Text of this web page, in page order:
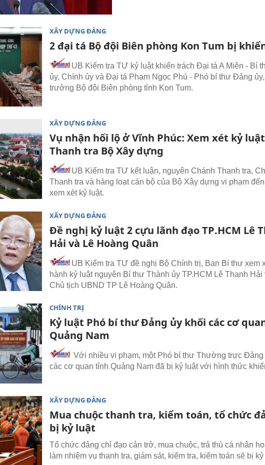
XÂY DỰNG ĐẢNG
2 đại tá Bộ đội Biên phòng Kon Tum bị
UB Kiểm tra TƯ kỷ luật khiển trách Đại tá A Miên - Bí
ủy, Chính ủy và Đại tá Phạm Ngọc Phú - Phó bí thư Đảng
trưởng Bộ đội Biên phòng tỉnh Kon Tum.
XÂY DỰNG ĐẢNG
Vụ nhận hối lộ ở Vĩnh Phúc: Xem xét kỷ
Thanh tra Bộ Xây dựng
UB Kiểm tra TƯ kết luận, nguyên Chánh Thanh tra,
Thanh tra và hàng loạt cán bộ của Bộ Xây dựng vi phạm
xem xét kỷ luật.
XÂY DỰNG ĐẢNG
Đề nghị kỷ luật 2 cựu lãnh đạo TP.HCM Lê
Hải và Lê Hoàng Quân
UB Kiểm tra TƯ đề nghị Bộ Chính trị, Ban Bí thư xem
hành kỷ luật nguyên Bí thư Thành ủy TP.HCM Lê Thanh Hải
Chủ tịch UBND TP Lê Hoàng Quân.
CHÍNH TRỊ
Kỷ luật Phó bí thư Đảng ủy khối các cơ
Quảng Nam
Với nhiều vi phạm, một Phó bí thư Thường trực Đảng
các cơ quan tỉnh Quảng Nam đã bị kỷ luật với hình thức
XÂY DỰNG ĐẢNG
Mua chuộc thanh tra, kiểm toán, tổ chức
bị kỷ luật
Tổ chức đảng chỉ đạo cản trở, mua chuộc, trả thù cá nhân
làm nhiệm vụ thanh tra, giám sát, kiểm tra, kiểm toán sẽ bị kỷ